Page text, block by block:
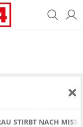
STIRBT NACH